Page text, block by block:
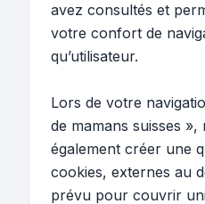
avez consultés et
votre confort de
qu’utilisateur.
Lors de votre
de mamans suisses
également créer une
cookies, externes au
prévu pour couvrir